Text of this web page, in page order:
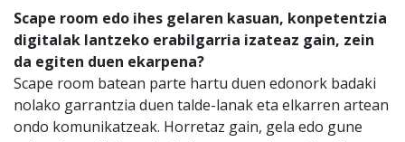
Scape room edo ihes gelaren kasuan, konpetentzia
digitalak lantzeko erabilgarria izateaz gain, zein
da egiten duen ekarpena?
Scape room batean parte hartu duen edonork badaki
nolako garrantzia duen talde-lanak eta elkarren artean
ondo komunikatzeak. Horretaz gain, gela edo gune